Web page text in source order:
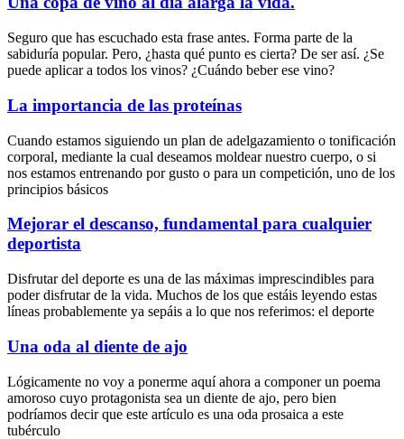
Seguro que has escuchado esta frase antes. Forma parte de la
sabiduría popular. Pero, ¿hasta qué punto es cierta? De ser así. ¿Se
puede aplicar a todos los vinos? ¿Cuándo beber ese vino?
La importancia de las proteínas
Cuando estamos siguiendo un plan de adelgazamiento o tonificación
corporal, mediante la cual deseamos moldear nuestro cuerpo, o si
nos estamos entrenando por gusto o para un competición, uno de los
principios básicos
Mejorar el descanso, fundamental para cualquier
deportista
Disfrutar del deporte es una de las máximas imprescindibles para
poder disfrutar de la vida. Muchos de los que estáis leyendo estas
líneas probablemente ya sepáis a lo que nos referimos: el deporte
Una oda al diente de ajo
Lógicamente no voy a ponerme aquí ahora a componer un poema
amoroso cuyo protagonista sea un diente de ajo, pero bien
podríamos decir que este artículo es una oda prosaica a este
tubérculo